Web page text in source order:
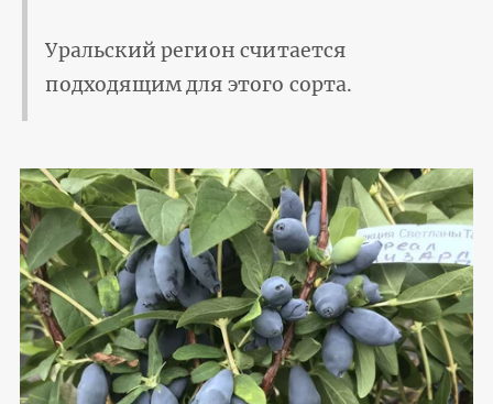
Уральский регион считается
подходящим для этого сорта.